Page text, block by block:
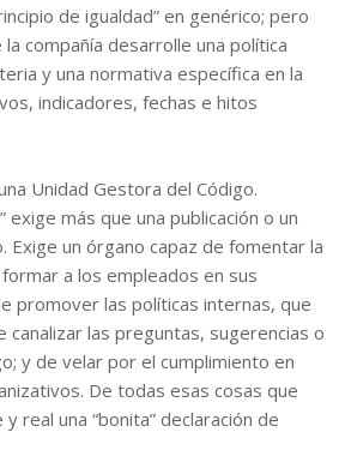
de igualdad” en genérico; pero
compañía desarrolle una política
y una normativa específica en la
indicadores, fechas e hitos
Unidad Gestora del Código.
exige más que una publicación o un
Exige un órgano capaz de fomentar la
a los empleados en sus
promover las políticas internas, que
canalizar las preguntas, sugerencias o
y de velar por el cumplimiento en
De todas esas cosas que
real una “bonita” declaración de